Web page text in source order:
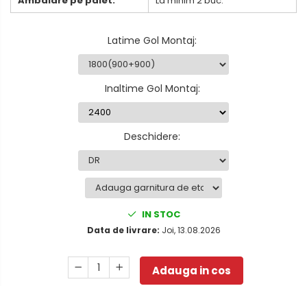
Latime Gol Montaj:
Inaltime Gol Montaj:
Deschidere:
IN STOC
Data de livrare: Joi, 13.08.2026
Adauga in cos